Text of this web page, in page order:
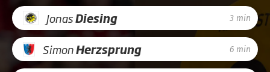
JonasDiesing 3 min
SimonHerzsprung 6 min